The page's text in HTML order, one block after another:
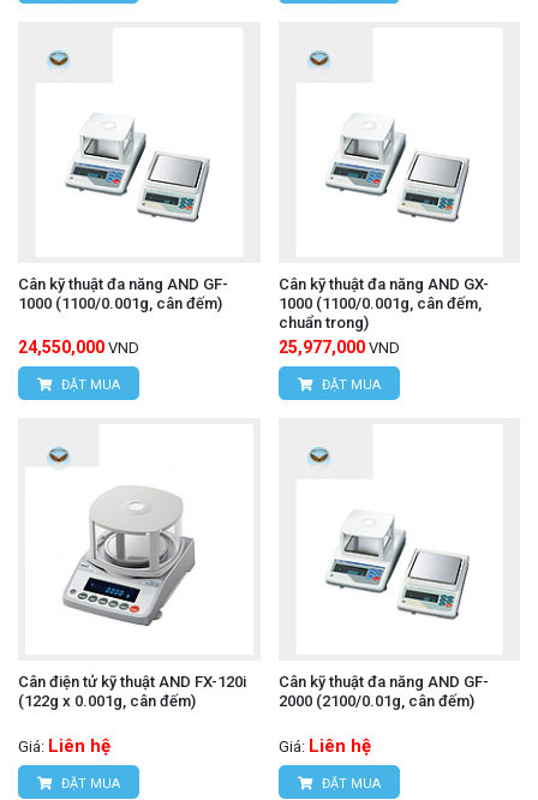
Cân kỹ thuật đa năng AND GF-
1000 (1100/0.001g, cân đếm)
24,550,000 VND
ĐẶT MUA
Cân kỹ thuật đa năng AND GX-
1000 (1100/0.001g, cân đếm,
chuẩn trong)
25,977,000 VND
ĐẶT MUA
Cân điện tử kỹ thuật AND FX-120i
(122g x 0.001g, cân đếm)
Giá: Liên hệ
ĐẶT MUA
Cân kỹ thuật đa năng AND GF-
2000 (2100/0.01g, cân đếm)
Giá: Liên hệ
ĐẶT MUA